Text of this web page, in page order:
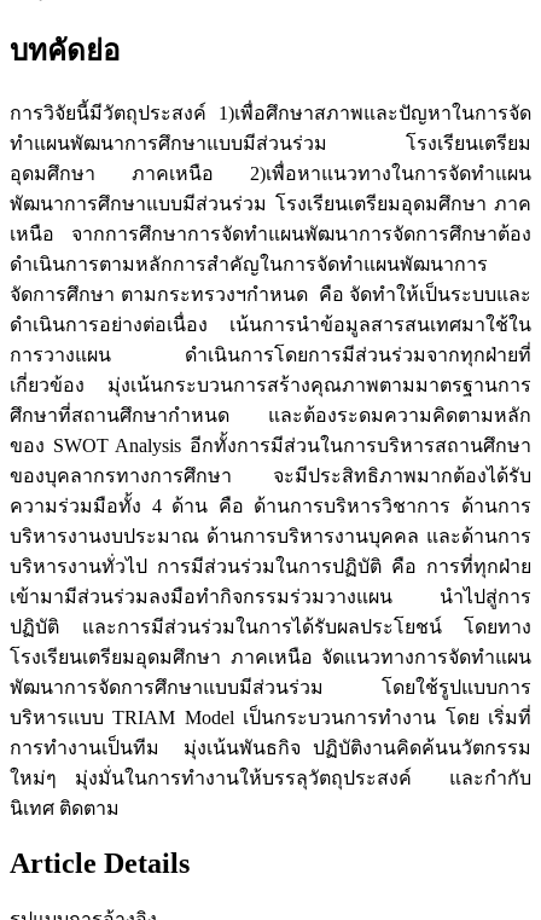
บทคัดย่อ
การวิจัยนี้มีวัตถุประสงค์ 1)เพื่อศึกษาสภาพและปัญหาในการจัด
ทำแผนพัฒนาการศึกษาแบบมีส่วนร่วม โรงเรียนเตรียม
อุดมศึกษา ภาคเหนือ 2)เพื่อหาแนวทางในการจัดทำแผน
พัฒนาการศึกษาแบบมีส่วนร่วม โรงเรียนเตรียมอุดมศึกษา ภาค
เหนือ จากการศึกษาการจัดทำแผนพัฒนาการจัดการศึกษาต้อง
ดำเนินการตามหลักการสำคัญในการจัดทำแผนพัฒนาการ
จัดการศึกษา ตามกระทรวงฯกำหนด คือ จัดทำให้เป็นระบบและ
ดำเนินการอย่างต่อเนื่อง เน้นการนำข้อมูลสารสนเทศมาใช้ใน
การวางแผน ดำเนินการโดยการมีส่วนร่วมจากทุกฝ่ายที่
เกี่ยวข้อง มุ่งเน้นกระบวนการสร้างคุณภาพตามมาตรฐานการ
ศึกษาที่สถานศึกษากำหนด และต้องระดมความคิดตามหลัก
ของ SWOT Analysis อีกทั้งการมีส่วนในการบริหารสถานศึกษา
ของบุคลากรทางการศึกษา จะมีประสิทธิภาพมากต้องได้รับ
ความร่วมมือทั้ง 4 ด้าน คือ ด้านการบริหารวิชาการ ด้านการ
บริหารงานงบประมาณ ด้านการบริหารงานบุคคล และด้านการ
บริหารงานทั่วไป การมีส่วนร่วมในการปฏิบัติ คือ การที่ทุกฝ่าย
เข้ามามีส่วนร่วมลงมือทำกิจกรรมร่วมวางแผน นำไปสู่การ
ปฏิบัติ และการมีส่วนร่วมในการได้รับผลประโยชน์ โดยทาง
โรงเรียนเตรียมอุดมศึกษา ภาคเหนือ จัดแนวทางการจัดทำแผน
พัฒนาการจัดการศึกษาแบบมีส่วนร่วม โดยใช้รูปแบบการ
บริหารแบบ TRIAM Model เป็นกระบวนการทำงาน โดย เริ่มที่
การทำงานเป็นทีม มุ่งเน้นพันธกิจ ปฏิบัติงานคิดค้นนวัตกรรม
ใหม่ๆ มุ่งมั่นในการทำงานให้บรรลุวัตถุประสงค์ และกำกับ
นิเทศ ติดตาม
Article Details